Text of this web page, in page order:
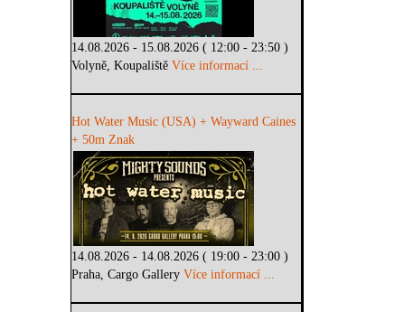
14.08.2026 - 15.08.2026 ( 12:00 - 23:50 )
Volyně, KoupalištěVíce informací ...
Hot Water Music (USA) + Wayward Caines
+ 50m Znak
14.08.2026 - 14.08.2026 ( 19:00 - 23:00 )
Praha, Cargo GalleryVíce informací ...